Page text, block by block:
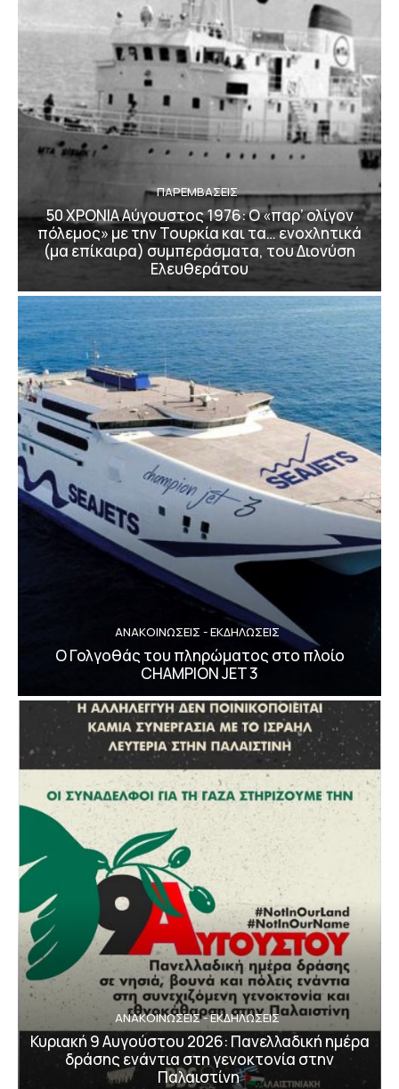
ΠΑΡΕΜΒΑΣΕΙΣ
50 ΧΡΟΝΙΑ Αύγουστος 1976: Ο «παρ’ ολίγον
πόλεμος» με την Τουρκία και τα… ενοχλητικά
(μα επίκαιρα) συμπεράσματα, του Διονύση
Ελευθεράτου
ΑΝΑΚΟΙΝΩΣΕΙΣ - ΕΚΔΗΛΩΣΕΙΣ
Ο Γολγοθάς του πληρώματος στο πλοίο
CHAMPION JET 3
ΑΝΑΚΟΙΝΩΣΕΙΣ - ΕΚΔΗΛΩΣΕΙΣ
Κυριακή 9 Αυγούστου 2026: Πανελλαδική ημέρα
δράσης ενάντια στη γενοκτονία στην
Παλαιστίνη